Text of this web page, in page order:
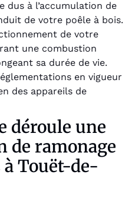
dus à l’accumulation de
de votre poêle à bois.
de votre
une combustion
sa durée de vie.
en vigueur
des appareils de
déroule une
de ramonage
à Touët-de-